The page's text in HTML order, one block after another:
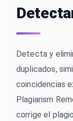
Detecta y
duplicados,
coincidencias
Plagiarism
corrige el